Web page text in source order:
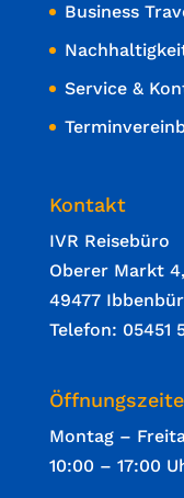
Business
Service &
Kontakt
IVR Reisebüro
Oberer Markt 4,
49477
Telefon: 05451
Montag –
10:00 – 17:00